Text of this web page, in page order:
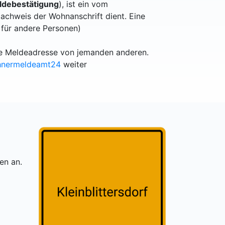
), ist ein vom
der Wohnanschrift dient. Eine
andere Personen)
von jemanden anderen.
weiter
an.